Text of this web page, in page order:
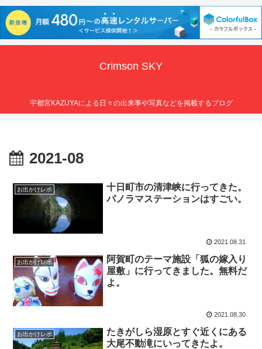
Crimson SKY
宇都宮KAZUYAによる日々の出来事や写真などを掲載するブログ
2021-08
お出かけレポ
十日町市の清津峡に行ってきた。
パノラマステーションはすごい。
2021.08.31
お出かけレポ
阿賀町のテーマ施設「狐の嫁入り
屋敷」に行ってきました。無料だ
よ。
2021.08.30
お出かけレポ
たきがしら湿原とすぐ近くにある
大尾不動滝にいってきたよ。